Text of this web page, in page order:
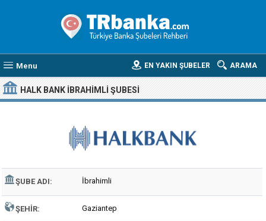
Menu ARAMA
EN YAKIN ŞUBELER
HALK BANK İBRAHIMLI ŞUBESI
ŞUBE ADI: İbrahimli
ŞEHIR: Gaziantep